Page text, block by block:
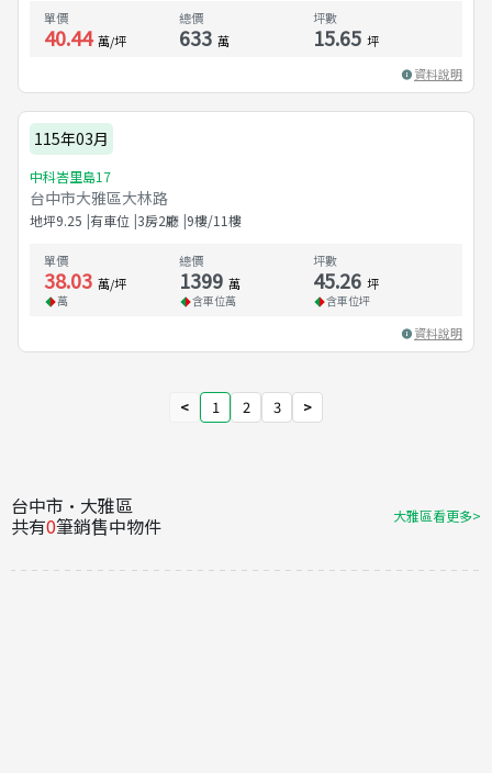
單價
40.44 萬/坪
總價
633 萬
坪數
15.65 坪
資料說明
115年03月
中科峇里島17
台中市大雅區大林路
地坪9.25 有車位 3房2廳 9樓/11樓
單價
38.03 萬/坪
萬
總價
1399 萬
含車位萬
坪數
45.26 坪
含車位坪
資料說明
< 1 2 3 >
台中市·大雅區
共有0筆銷售中物件 大雅區看更多>